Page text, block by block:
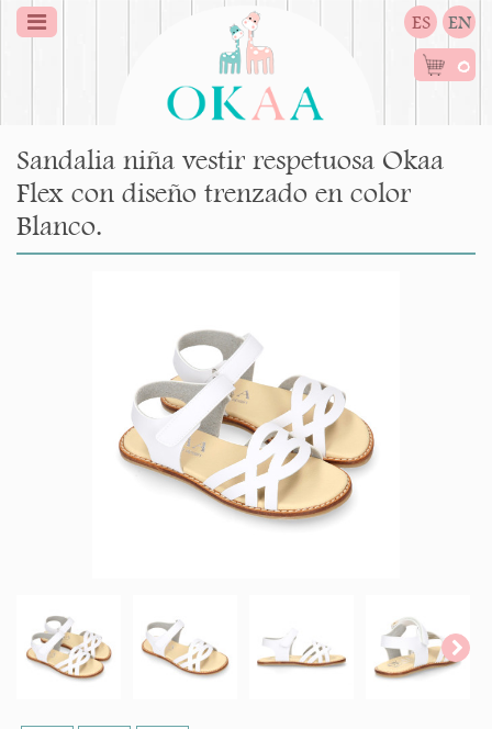
ES EN
0
Sandalia niña vestir respetuosa Okaa
Flex con diseño trenzado en color
Blanco.